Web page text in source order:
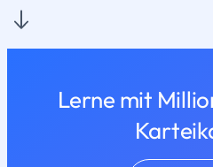
Lerne mit